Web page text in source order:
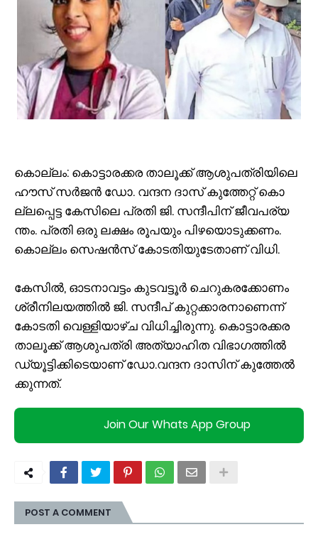
കൊ​ല്ലം: കൊ​ട്ടാ​ര​ക്ക​ര താ​ലൂ​ക്ക് ആ​ശു​പ​ത്രി​യി​ലെ
ഹൗ​സ്‌ സ​ർ​ജ​ൻ ഡോ. ​വ​ന്ദ​ന ദാ​സ് കു​ത്തേ​റ്റ് കൊ​
ല്ല​പ്പെ​ട്ട കേ​സി​ലെ പ്ര​തി ജി. ​സ​ന്ദീ​പി​ന് ജീ​വ​പ​ര്യ​
ന്തം. പ്ര​തി ഒ​രു ല​ക്ഷം രൂ​പ​യും പി​ഴ​യൊ​ടു​ക്ക​ണം.
കൊ​ല്ലം സെ​ഷ​ൻ​സ് കോ​ട​തി​യു​ടേ​താ​ണ് വി​ധി.
കേ​സി​ൽ, ഓ​ട​നാ​വ​ട്ടം കു​ട​വ​ട്ടൂ​ർ ചെ​റു​ക​ര​ക്കോ​ണം
ശ്രീ​നി​ല​യ​ത്തി​ൽ ജി. ​സ​ന്ദീ​പ് കു​റ്റ​ക്കാ​ര​നാ​ണെ​ന്ന്
കോ​ട​തി വെ​ള്ളി​യാ​ഴ്ച വി​ധി​ച്ചി​രു​ന്നു. കൊ​ട്ടാ​ര​ക്ക​ര
താ​ലൂ​ക്ക് ആ​ശു​പ​ത്രി അ​ത്യാ​ഹി​ത വി​ഭാ​ഗ​ത്തി​ൽ
ഡ്യൂ​ട്ടി​ക്കി​ടെ​യാ​ണ് ഡോ.​വ​ന്ദ​ന ദാ​സി​ന് കു​ത്തേ​ൽ​
ക്കു​ന്ന​ത്.
Join Our Whats App Group
POST A COMMENT